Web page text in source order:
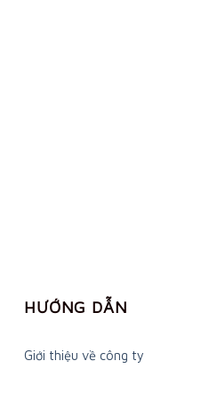
HƯỚNG DẪN
Giới thiệu về công ty